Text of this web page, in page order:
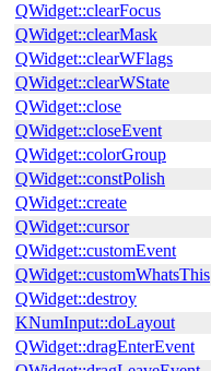
QWidget::clearFocus
QWidget::clearMask
QWidget::clearWFlags
QWidget::clearWState
QWidget::close
QWidget::closeEvent
QWidget::colorGroup
QWidget::constPolish
QWidget::create
QWidget::cursor
QWidget::customEvent
QWidget::customWhatsThis
QWidget::destroy
KNumInput::doLayout
QWidget::dragEnterEvent